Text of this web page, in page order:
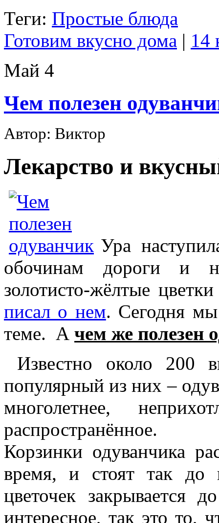
Теги: Простые блюда
Готовим вкусно дома | 14
Май 4
Чем полезен
Автор: Виктор
Лекарство и
Ура
обочинам дороги и
золотисто-жёлтые
писал о нем. Сегодня
теме. А чем же полезен
Известно около 200
популярный из них –
многолетнее,
распространённое.
Корзинки одуванчика
время, и стоят так
цветочек закрывается
интересное, так это то,